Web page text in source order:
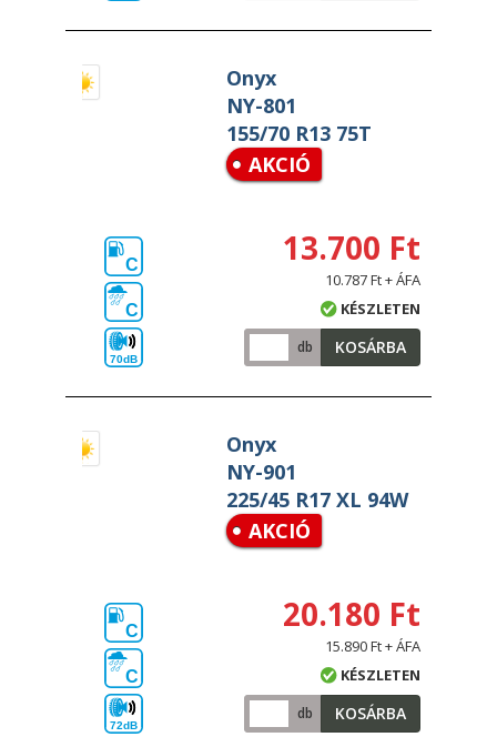
Onyx
NY-801
155/70 R13 75T
AKCIÓ
C
C
70dB
13.700 Ft
10.787 Ft + ÁFA
KÉSZLETEN
db KOSÁRBA
Onyx
NY-901
225/45 R17 XL 94W
AKCIÓ
C
C
72dB
20.180 Ft
15.890 Ft + ÁFA
KÉSZLETEN
db KOSÁRBA